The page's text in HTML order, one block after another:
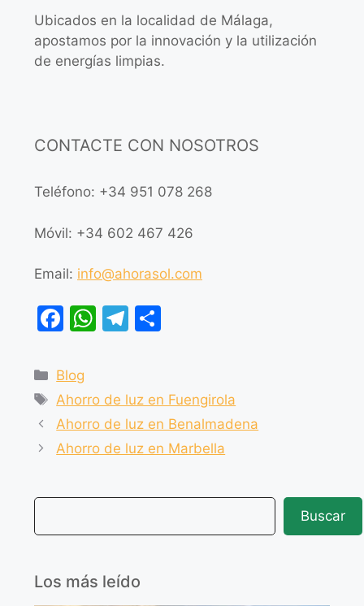
Ubicados en la localidad de Málaga,
apostamos por la innovación y la utilización
de energías limpias.
CONTACTE CON NOSOTROS
Teléfono: +34 951 078 268
Móvil: +34 602 467 426
Email: info@ahorasol.com
F
c
e
b
o
k
W
s
A
p
T
gr
a
m
p
ar
tir
Blog
Ahorro de luz en Fuengirola
Ahorro de luz en Benalmadena
Ahorro de luz en Marbella
Buscar
Los más leído